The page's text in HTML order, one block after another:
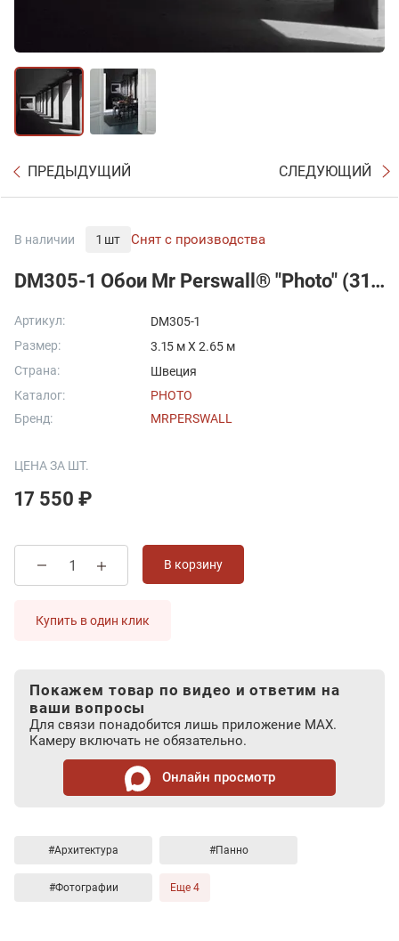
ПРЕДЫДУЩИЙ СЛЕДУЮЩИЙ
В наличии 1 шт Снят с производства
DM305-1 Обои Mr Perswall® "Photo" (315x265см)
Артикул:
DM305-1
Размер:
3.15 м X 2.65 м
Страна:
Швеция
Каталог:
PHOTO
Бренд:
MRPERSWALL
ЦЕНА ЗА ШТ.
17 550 ₽
В корзину
Купить в один клик
Покажем товар по видео и ответим на
ваши вопросы
Для связи понадобится лишь приложение MAX.
Камеру включать не обязательно.
Онлайн просмотр
#Архитектура #Панно
#Фотографии Еще 4